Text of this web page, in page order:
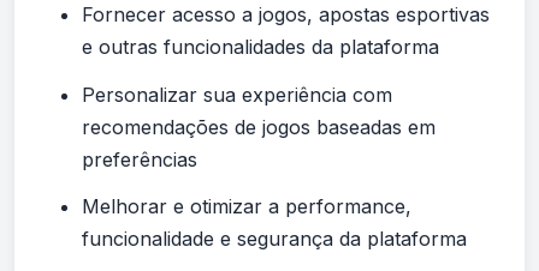
Fornecer acesso a jogos, apostas esportivas
e outras funcionalidades da plataforma
Personalizar sua experiência com
recomendações de jogos baseadas em
preferências
Melhorar e otimizar a performance,
funcionalidade e segurança da plataforma